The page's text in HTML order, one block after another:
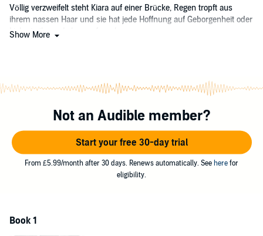
Völlig verzweifelt steht Kiara auf einer Brücke, Regen tropft aus
ihrem nassen Haar und sie hat jede Hoffnung auf Geborgenheit oder
Liebe in ihrem Leben aufgegeben.
Noch fehlt ihr der Mut zum letzten Sprung, als ein Auto hält und
jemand aussteigt.
Wird Kiara eines Besseren belehrt oder werden ihre Gefühle erneut
Wir weisen dich darauf hin, dass dieser Titel nicht für dich
geeignet ist, wenn du unter 18 Jahre alt bist.
©2020 Lisa Skydla (P)2020 Hörbuchmanufaktur Berlin
Show More
Not an Audible member?
Start your free 30-day trial
From £5.99/month after 30 days. Renews automatically. See here for
eligibility.
Book 1